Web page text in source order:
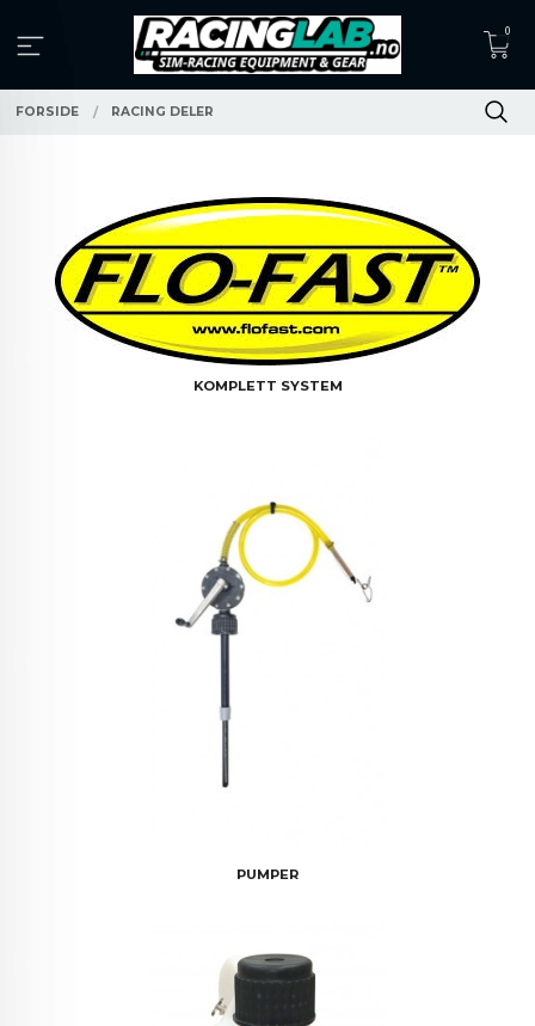
innholdet
0
FORSIDE RACING DELER
KOMPLETT SYSTEM
PUMPER